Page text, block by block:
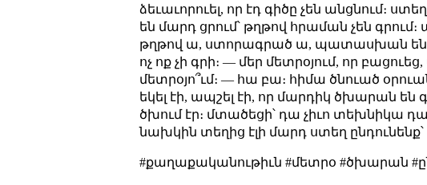
ձեւաւորուել, որ էդ գիծը չեն անցնում։
են մարդ ցրում՝ թղթով հրաման չեն
թղթով ա, ստորագրած ա, պատասխան են
ոչ ոք չի գրի։ — մեր մետրօյում, որ
մետրօյո՞ւմ։ — հա բա։ հիմա ծնուած
եկել էի, ապշել էի, որ մարդիկ ծխարան են
ծխում էր։ մտածեցի՝ դա չիւո տեխնիկա
նախկին տեղից էլի մարդ ստեղ
#քաղաքականութիւն #մետրօ #ծխարան